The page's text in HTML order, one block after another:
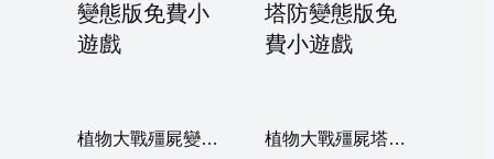
植物大戰殭屍變態版 植物大戰殭屍塔防變態版